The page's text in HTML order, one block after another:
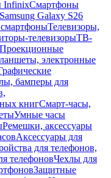
InfinixСмартфоны
Galaxy S26
Телевизоры,
телевизорыТВ-
Проекционные
электронные
бамперы для
книгСмарт-часы,
Умные часы
Ремешки, аксессуары
Аксессуары для
для телефонов,
телефоновЧехлы для
Защитные